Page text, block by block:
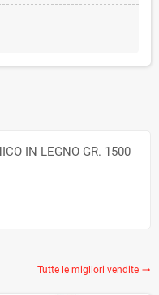
IN LEGNO GR. 1500
Tutte le migliori vendite 